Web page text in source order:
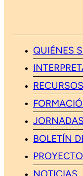
QUIÉNES
RECURSOS
BOLETÍN